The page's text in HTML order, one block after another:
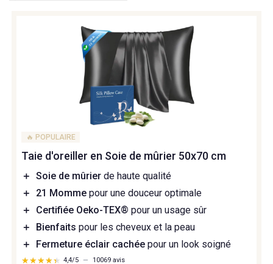
🔥 POPULAIRE
Taie d'oreiller en Soie de mûrier 50x70 cm
＋ Soie de mûrier de haute qualité
＋
21 Momme pour une douceur optimale
＋
Certifiée Oeko-TEX® pour un usage sûr
＋
Bienfaits pour les cheveux et la peau
＋
Fermeture éclair cachée pour un look soigné
★★★★★
★★★★★ 4,4/5 — 10069 avis